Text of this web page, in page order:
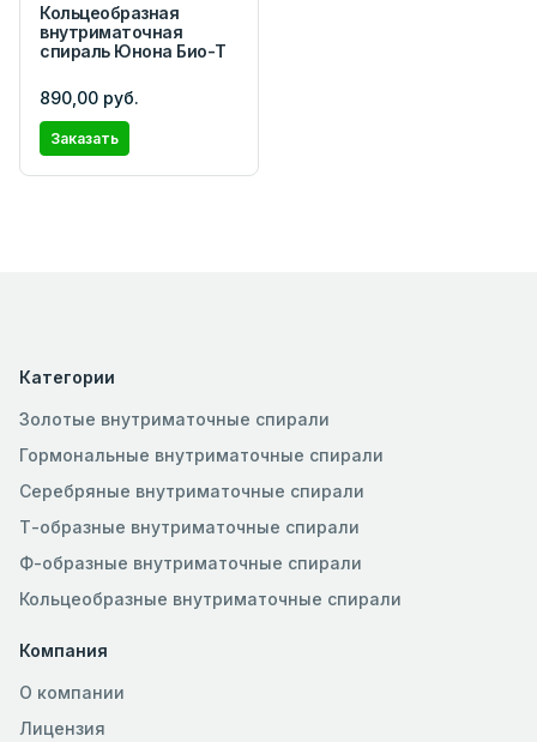
Кольцеобразная
внутриматочная
спираль Юнона Био-Т
890,00 руб.
Заказать
Категории
Золотые внутриматочные спирали
Гормональные внутриматочные спирали
Серебряные внутриматочные спирали
Т-образные внутриматочные спирали
Ф-образные внутриматочные спирали
Кольцеобразные внутриматочные спирали
Компания
О компании
Лицензия